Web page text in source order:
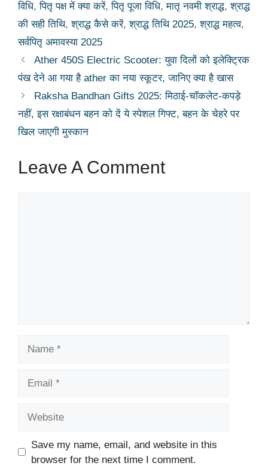
विधि,पितृ पक्ष में क्या करें,पितृ पूजा विधि,मातृ नवमी श्राद्ध,श्राद्ध
की सही तिथि,श्राद्ध कैसे करें,श्राद्ध तिथि 2025,श्राद्ध महत्व,
सर्वपितृ अमावस्या 2025
Ather 450S Electric Scooter: युवा दिलों को इलेक्ट्रिक
पंख देने आ गया है ather का नया स्कूटर, जानिए क्या है खास
Raksha Bandhan Gifts 2025: मिठाई-चॉकलेट-कपड़े
नहीं, इस रक्षाबंधन बहन को दें ये स्पेशल गिफ्ट, बहन के चेहरे पर
खिल जाएगी मुस्कान
Leave A Comment
Save my name, email, and website in this
browser for the next time I comment.